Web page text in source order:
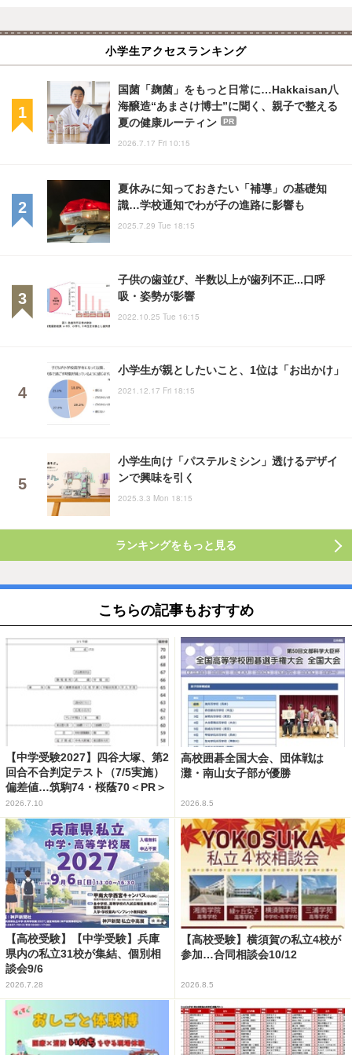
小学生アクセスランキング
国菌「麹菌」をもっと日常に…Hakkaisan八
海醸造“あまさけ博士”に聞く、親子で整える
夏の健康ルーティン
PR
2026.7.17 Fri 10:15
夏休みに知っておきたい「補導」の基礎知
識…学校通知でわが子の進路に影響も
2025.7.29 Tue 18:15
子供の歯並び、半数以上が歯列不正...口呼
吸・姿勢が影響
2022.10.25 Tue 16:15
小学生が親としたいこと、1位は「お出かけ」
2021.12.17 Fri 18:15
小学生向け「パステルミシン」透けるデザイ
ンで興味を引く
2025.3.3 Mon 18:15
ランキングをもっと見る
こちらの記事もおすすめ
【中学受験2027】四谷大塚、第2
回合不合判定テスト（7/5実施）
偏差値…筑駒74・桜蔭70＜PR＞
2026.7.10
高校囲碁全国大会、団体戦は
灘・南山女子部が優勝
2026.8.5
【高校受験】【中学受験】兵庫
県内の私立31校が集結、個別相
談会9/6
2026.7.28
【高校受験】横須賀の私立4校が
参加…合同相談会10/12
2026.8.5